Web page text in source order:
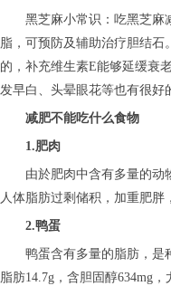
黑芝麻小常识：吃黑芝麻
脂，可预防及辅助治疗胆结石
的，补充维生素E能够延缓衰
发早白、头晕眼花等也有很好
减肥不能吃什么食物
1.肥肉
由於肥肉中含有多量的动
人体脂肪过剩储积，加重肥胖
2.鸭蛋
鸭蛋含有多量的脂肪，是种
脂肪14.7g，含胆固醇634mg